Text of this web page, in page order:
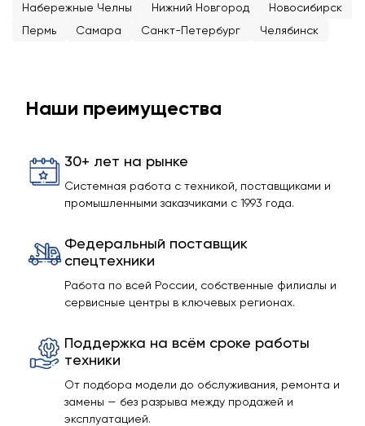
Набережные Челны
Нижний Новгород
Новосибирск
Пермь
Самара Санкт-Петербург Челябинск
Наши преимущества
30+ лет на рынке
Системная работа с техникой, поставщиками и
промышленными заказчиками с 1993 года.
Федеральный поставщик
спецтехники
Работа по всей России, собственные филиалы и
сервисные центры в ключевых регионах.
Поддержка на всём сроке работы
техники
От подбора модели до обслуживания, ремонта и
замены — без разрыва между продажей и
эксплуатацией.